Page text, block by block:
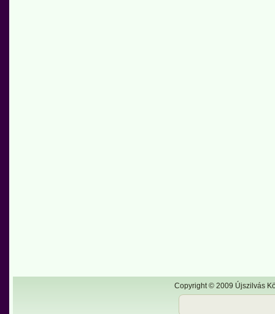
Copyright © 2009 Újszilvás